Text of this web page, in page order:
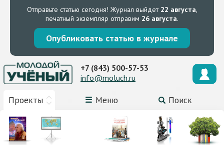
Отправьте статью сегодня! Журнал выйдет 22 августа,
печатный экземпляр отправим 26 августа.
Опубликовать статью в журнале
Проекты Меню Поиск
+7 (843) 500-57-53
info@moluch.ru